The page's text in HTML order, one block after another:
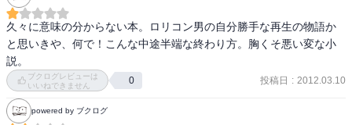
久々に意味の分からない本。ロリコン男の自分勝手な再生の物語か
と思いきや、何で！こんな中途半端な終わり方。胸くそ悪い変な小
説。
ブクログレビューは
いいねできません
0 投稿日 : 2012.03.10
powered by ブクログ